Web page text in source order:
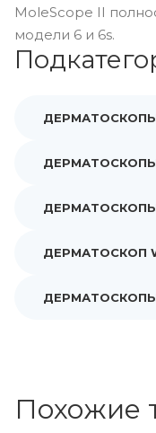
MoleScope II
модели 6 и 6s.
ДЕРМАТОСКОПЫ
ДЕРМАТОСКОПЫ
ДЕРМАТОСКОПЫ
ДЕРМАТОСКОП
ДЕРМАТОСКОПЫ
Похожие